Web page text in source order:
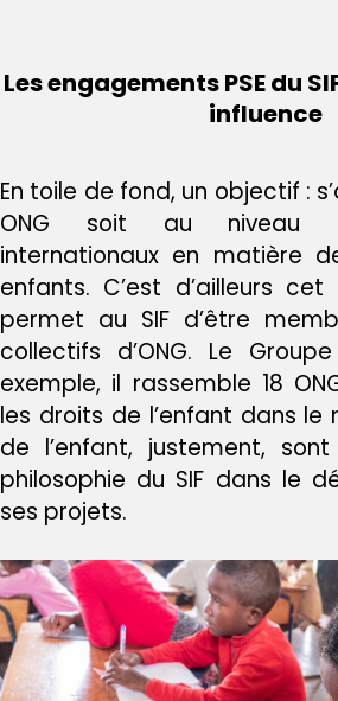
Les engagements PSE du
influence
En toile de fond, un objectif :
ONG soit au niveau
internationaux en matière
enfants. C’est d’ailleurs
permet au SIF d’être
collectifs d’ONG. Le
exemple, il rassemble 18
les droits de l’enfant dans le
de l’enfant, justement,
philosophie du SIF dans le
ses projets.